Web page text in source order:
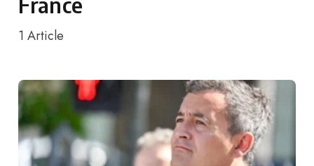
1 Article